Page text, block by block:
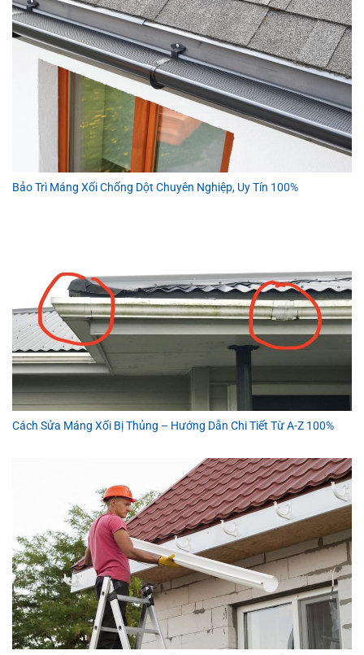
Bảo Trì Máng Xối Chống Dột Chuyên Nghiệp, Uy Tín 100%
Cách Sửa Máng Xối Bị Thủng – Hướng Dẫn Chi Tiết Từ A-Z 100%